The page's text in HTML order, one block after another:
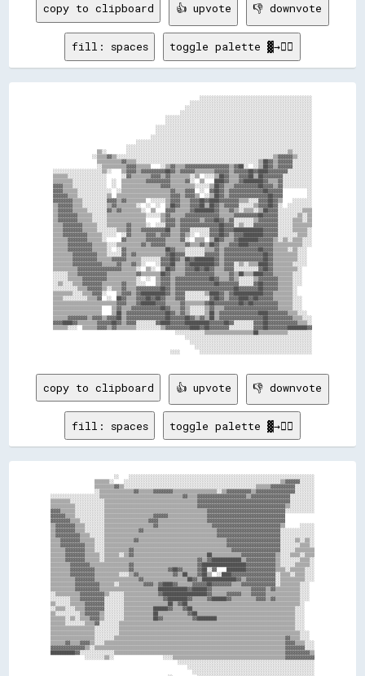
copy to clipboard 👍 upvote 👎 downvote
fill: spaces toggle palette ▓→✊🏽
                                                            ░░░░░░░░░░░░░░░░░░░░░░░░░░░░░░░░░░░░░░░░░░░░░░
                                                        ░░░░░░░░░░░░░░░░░░░░░░░░░░░░░░░░░░░░░░░░░░░░░░░░░░
                                                      ░░░░░░░░░░░░░░░░░░░░░░░░░░░░░░░░░░░░░░░░░░░░░░░░░░░░
                                                    ░░░░░░░░░░░░░░░░░░░░░░░░░░░░░░░░░░░░░░░░░░░░░░░░░░░░░░
                                              ░░░░░░░░░░░░░░░░░░░░░░░░░░░░░░░░░░░░░░░░░░░░░░░░░░░░░░░░░░░░
                                              ░░░░░░░░░░░░░░░░░░░░░░░░░░░░░░░░░░░░░░░░░░░░░░░░░░░░░░░░░░░░
                                          ░░░░░░░░░░░░░░░░░░░░░░░░░░░░░░░░░░░░░░░░░░░░░░░░░░░░░░░░░░░░░░░░
                                          ░░░░░░░░░░░░░░░░░░░░░░░░░░░░░░░░░░░░░░░░░░░░░░░░░░░░░░░░░░░░░░░░
                                        ░░░░░░░░░░░░░░░░░░░░░░░░░░░░░░░░░░░░░░░░░░░░░░░░░░░░░░░░░░░░░░░░░░
                                  ░░░░░░░░░░░░░░░░░░░░░░░░░░░░░░░░░░░░░░░░░░░░░░░░░░░░░░░░░░░░░░░░░░░░░░░░
                              ░░░░░░░░░░░░░░░░░░░░░░░░░░░░░░░░░░░░░░░░░░░░░░░░░░░░░░░░░░░░░░░░░░░░░░░░░░░░
                  ▒▒░░        ░░░░░░░░░░░░░░░░░░░░░░░░░░░░░░░░░░░░░░░░░░░░░░░░░░░░░░░░░░░░░░░░░░▒▒░░░░░░░░
                ░░▒▒▒▒▓▓▒▒░░░░░░░░░░░░░░░░░░░░░░░░░░░░░░░░░░░░░░░░░░░░░░░░░░░░░░░░░░░░░░░░▒▒▓▓▓▓▓▓▒▒░░░░░░
                  ▒▒▒▒▒▒▒▒▒▒▓▓▒▒▒▒░░░░░░░░░░░░░░░░░░░░░░░░░░░░░░░░░░░░░░░░░░░░░░░░░░▒▒██▓▓▒▒▓▓▓▓▓▓░░░░░░░░
                  ░░▒▒▒▒▒▒▒▒▒▒▓▓▓▓▒▒▒▒▒▒    ░░▒▒▓▓▒▒▒▒▓▓▓▓▓▓▓▓▓▓▓▓▓▓▓▓▓▓▒▒▓▓██░░  ░░▒▒██▓▓▒▒▓▓▓▓▓▓░░░░░░░░
░░░░░░░░░░░░░░░░░░░░▒▒░░    ▒▒▓▓▓▓▒▒▓▓▓▓▓▓▓▓▓▓██▓▓▒▒▓▓▓▓▓▓▒▒▒▒▒▒▒▒▓▓▓▓▓▓▒▒▓▓▓▓▓▓██▓▓████▓▓▓▓▓▓▓▓░░░░░░░░░░
▒▒▒▒▒▒░░░░░░░░░░░░░░░░      ░░▓▓▒▒▒▒▒▒▒▒▓▓▓▓▒▒▓▓▒▒▒▒▒▒▒▒░░▒▒  ░░░░▒▒██▓▓▒▒▒▒▓▓▓▓██▒▒██▓▓▓▓▓▓▓▓░░░░░░░░░░░░
▒▒▒▒▒▒▒▒░░░░░░░░░░░░░░  ░░  ▒▒▒▒▒▒▒▒▒▒▓▓▓▓▓▓▓▓▓▓▒▒▒▒▒▒▓▓░░  ▒▒    ████▓▓▒▒▒▒▓▓████████▓▓▒▒▒▒▓▓░░░░░░░░░░░░
▓▓▓▓▒▒▒▒░░░░░░░░░░░░░░  ░░  ▒▒▒▒▒▒▒▒▒▒▒▒▒▒▒▒▓▓▓▓▒▒▒▒▒▒▒▒▒▒░░░░░░▒▒██▓▓▒▒▒▒▓▓▓▓▓▓▓▓▓▓██▓▓▓▓▒▒▓▓░░░░░░░░░░░░
▓▓▓▓▒▒▒▒▒▒░░░░░░░░░░░░░░  ░░▒▒▒▒▒▒▒▒▒▒▒▒▒▒▒▒▒▒▒▒▓▓▒▒▒▒▓▓▓▓  ░░  ▓▓██▓▓▒▒▓▓▓▓▓▓▓▓▓▓▓▓▓▓██▓▓▓▓▓▓          ░░
▓▓▓▓▓▓▒▒▒▒░░░░░░░░░░░░▒▒  ▒▒▒▒▒▒▒▒▒▒▒▒▒▒▒▒▒▒▒▒▒▒▓▓▓▓▒▒▓▓▓▓▒▒  ░░▒▒██▓▓▒▒▓▓▓▓▓▓▓▓▓▓▓▓▓▓▓▓██▓▓▓▓          ░░
▓▓▓▓▓▓▓▓▒▒▒▒░░░░░░░░░░▓▓▓▓▒▒▓▓▒▒▒▒▒▒▒▒  ░░░░░░▒▒▓▓▓▓▒▒▒▒▓▓▓▓██▓▓████▓▓▓▓▓▓▓▓▒▒▒▒░░░░▓▓▓▓██▓▓▒▒    ░░░░░░░░
▒▒▓▓▓▓▓▓▒▒▒▒░░░░░░░░░░▒▒▓▓▒▒▒▒▒▒▒▒░░  ░░  ░░  ▒▒██▓▓▒▒▒▒▓▓▓▓██▒▒██▓▓▒▒▓▓▓▓▓▓░░░░░░▒▒▓▓▓▓██▓▓░░  ░░░░░░░░░░
▒▒▓▓▓▓▓▓▒▒▒▒▒▒░░░░░░░░▓▓▒▒▓▓▒▒▒▒▒▒▒▒░░  ▒▒    ▓▓▓▓▒▒▒▒▒▒▓▓████████▓▓▒▒▒▒▓▓▒▒░░▒▒▒▒░░▒▒██▓▓▓▓░░░░░░░░░░▒▒▒▒
▒▒▓▓▓▓▓▓▓▓▒▒▒▒▒▒░░░░░░▒▒▒▒▒▒▒▒▒▒▒▒▒▒▒▒░░░░░░▒▒▓▓▒▒▒▒▒▒▓▓▓▓▓▓▓▓▓▓▓▓▓▓▒▒▒▒▒▒▓▓▓▓▓▓▓▓▓▓██▓▓▓▓▓▓░░░░░░░░▒▒░░▒▒
▒▒▓▓▓▓▓▓▓▓▒▒▒▒▒▒░░░░░░▒▒▒▒▒▒▒▒▒▒▒▒▒▒▒▒      ▒▒▓▓▓▓▒▒▓▓▓▓▓▓▓▓▒▒▓▓▓▓██▓▓▒▒▓▓░░░░░░░░▒▒▓▓▓▓▓▓▓▓░░░░░░▒▒▒▒░░▒▒
▒▒▒▒▓▓▓▓▓▓▓▓▒▒▒▒▒▒░░░░▒▒▒▒▒▒▒▒▓▓▒▒▒▒▒▒░░  ░░░░▓▓▓▓▒▒▓▓▓▓▓▓▓▓▓▓▓▓▓▓▓▓██▓▓▓▓░░▒▒░░░░▓▓▓▓▓▓▓▓▓▓░░░░░░▒▒▒▒▒▒▒▒
▒▒▒▒▓▓▓▓▓▓▓▓▒▒▒▒▒▒░░░░░░░░▒▒▒▒▓▓▒▒▒▒▓▓▓▓▓▓▓▓▓▓██▒▒▒▒▓▓▓▓░░░░░░░░▓▓▓▓██▓▓▓▓████████████▓▓▓▓▓▓░░░░░░▒▒▒▒▒▒░░
▒▒▒▒▓▓▓▓▓▓▓▓▓▓▒▒▒▒▒▒░░░░░░  ░░▓▓▒▒▒▒▒▒▓▓▓▓▒▒▓▓▓▓▒▒▒▒▓▓▒▒░░  ░░░░▓▓▓▓██▓▓▒▒▓▓▓▓████████▓▓▓▓▓▓░░░░░░░░▒▒▒▒░░
▒▒▒▒▒▒▓▓▓▓▓▓▓▓▒▒▒▒▒▒░░      ▓▓▒▒▒▒▒▒▒▒▓▓▓▓▓▓▓▓▒▒▒▒▒▒▓▓░░  ▒▒▒▒  ▒▒██▓▓▒▒▒▒▓▓████████▓▓▓▓▓▓▒▒░░▒▒░░▒▒▒▒░░░░
▒▒▒▒▒▒▓▓▓▓▓▓▓▓▓▓▒▒▒▒▒▒░░░░▒▒▒▒▒▒▒▒▒▒▓▓▒▒▓▓▓▓▓▓▒▒▒▒▒▒▒▒▓▓▒▒▒▒▓▓▒▒██▓▓▒▒▒▒▓▓▓▓████▓▓▓▓▓▓▓▓▓▓▒▒▒▒▒▒▒▒▒▒▒▒░░░░
▒▒▒▒▒▒▓▓▓▓▓▓▓▓▓▓▒▒▒▒▒▒░░  ░░▓▓▒▒▒▒▒▒▒▒▒▒▒▒▒▒▒▒██▓▓▒▒▒▒░░░░░░░░▒▒▒▒▓▓▒▒▓▓▓▓▓▓▓▓▓▓▓▓▓▓██▓▓▓▓▒▒▒▒▒▒░░▒▒░░░░
▒▒▒▒▒▒▒▒▓▓▓▓▓▓▓▓▓▓▒▒▒▒░░░░░░▓▓▒▒▓▓▒▒▒▒▒▒▒▒▒▒▒▒▓▓██▓▓▓▓░░░░░░░░▓▓▓▓▓▓▒▒▓▓▓▓▓▓▓▓▓▓▓▓▓▓▓▓██▓▓▒▒▒▒▒▒▒▒▒▒░░░░
▒▒▒▒▒▒▒▒▓▓▓▓▓▓▓▓▓▓▒▒▒▒▒▒▓▓▓▓▓▓▒▒▒▒▒▒░░░░░░░░▓▓▓▓██▓▓▒▒██▓▓████████▓▓▒▒▓▓▓▓▓▓▓▓▓▓▓▓▓▓▓▓██▓▓▒▒▒▒▒▒▒▒▒▒░░░░
▒▒▒▒▒▒▒▒▓▓▓▓▓▓▓▓▓▓▓▓▒▒▒▒▒▒▓▓▒▒▒▒▓▓▒▒░░    ░░▓▓▓▓██▒▒▒▒▓▓██████████▓▓▒▒▓▓▓▓░░▒▒░░▒▒▒▒████▓▓▒▒▒▒▒▒▒▒░░░░░░
▒▒▒▒▒▒▒▒▒▒▓▓▓▓▓▓▓▓▓▓▓▓▓▓▓▓▓▓▒▒▒▒▒▒░░  ▒▒░░  ▒▒██▓▓▒▒▒▒▓▓▓▓██▓▓██▓▓▒▒▒▒▓▓▓▓░░░░░░░░░░▓▓██▓▓▒▒▒▒▒▒▒▒▒▒░░
░░░░░░▒▒▒▒▓▓▓▓▓▓▓▓▓▓▓▓▒▒▒▒▒▒▒▒▒▒▒▒▓▓▒▒▒▒▒▒▒▒██▓▓▒▒▒▒▒▒▓▓▓▓▓▓▓▓▓▓▓▓▒▒▒▒▒▒▓▓▒▒██▒▒▒▒████▓▓▓▓▒▒▒▒▒▒▒▒░░░░
░░░░░░▒▒▒▒▒▒▓▓▓▓▓▓▓▓▓▓▒▒▒▒▒▒▒▒▒▒▒▒░░  ░░  ▒▒▓▓▓▓▒▒▓▓▓▓▓▓▓▓▓▓▓▓▓▓██▓▓▒▒▒▒▓▓▒▒░░░░░░▒▒▓▓▓▓▓▓▓▓▒▒▒▒▒▒░░░░
░░▒▒░░░░▒▒▒▒▓▓▓▓▓▓▓▓▒▒▒▒▒▒▒▒▓▓▒▒▒▒░░░░    ▒▒▓▓▓▓▒▒▓▓▓▓▓▓▓▓▓▓▓▓▓▓▓▓██▓▓▓▓▓▓▓▓░░░░░░▓▓██▓▓▓▓▓▓▒▒▒▒▒▒░░░░
░░░░░░░░░░▒▒▒▒▓▓▓▓▓▓▒▒░░▒▒▒▒▓▓▒▒▒▒▓▓▓▓▓▓▓▓▓▓██▓▓▒▒▓▓▓▓▓▓▓▓▓▓▓▓▓▓▓▓▓▓▓▓▓▓▓▓██▓▓▓▓▓▓▓▓██▓▓▓▓▓▓▒▒▒▒▒▒░░
▒▒▒▒▒▒▒▒░░░░▒▒▒▒▓▓▓▓░░    ▒▒▓▓▓▓▒▒▓▓██████████▓▓▒▒▓▓▓▓░░░░░░░░▒▒████▓▓▒▒▓▓████████████▓▓▓▓▒▒▒▒▒▒▒▒░░
▒▒▒▒░░░░░░░░░░▒▒▒▒▓▓  ░░  ██▓▓▒▒▒▒▓▓▓▓██▓▓██▓▓▒▒▒▒▓▓▓▓░░░░░░░░░░▓▓██▓▓▒▒▓▓▓▓████▓▓██▓▓▓▓▓▓▒▒▒▒▒▒▒▒░░░░
▒▒▒▒▒▒▒▒▒▒▒▒▒▒▒▒▒▒▒▒▒▒▒▒▒▒▓▓▓▓▒▒▒▒▓▓██████▓▓▓▓▒▒▒▒▒▒▓▓▒▒▒▒▒▒▒▒▓▓██▓▓▓▓▓▓▓▓▓▓██▓▓██▓▓▓▓▓▓▓▓▓▓▒▒▒▒▒▒░░░░
▒▒▒▒▒▒▒▒▒▒▒▒▒▒▒▒▒▒▒▒    ▒▒▓▓▒▒▒▒▓▓▓▓▓▓▓▓▓▓▓▓██▓▓▒▒▒▒▓▓▒▒░░░░░░▒▒▓▓▒▒▒▒▓▓▓▓▓▓▓▓▓▓▓▓▓▓▓▓▓▓▓▓▓▓▒▒▒▒▒▒░░░░
▒▒▒▒▒▒▒▒▒▒▒▒▒▒▒▒▒▒▒▒    ▒▒██▒▒▓▓▓▓▓▓▓▓▓▓▓▓▓▓▓▓██▓▓▒▒▓▓▒▒░░░░░░▒▒██▒▒▓▓▓▓▓▓▓▓▓▓▓▓▓▓▓▓████▓▓▓▓▓▓▓▓▒▒▒▒░░░░
▒▒▒▒▒▒▓▓▓▓▓▓▓▓▒▒▓▓▓▓▒▒▓▓▓▓██▒▒▓▓▓▓▓▓▓▓▓▓▓▓▓▓▓▓██▓▓▓▓▓▓██▓▓▒▒▓▓▒▒██▒▒▓▓▓▓▓▓▓▓▓▓▓▓▓▓▓▓▓▓██▓▓▓▓▓▓▓▓▓▓▒▒▒▒░░░░
▓▓▓▓████▓▓▒▒▒▒▒▒▒▒▓▓▓▓▓▓██▓▓▒▒▓▓▓▓░░░░░░░░▓▓████▓▓▓▓▓▓██████████▓▓▓▓▓▓██▓▓░░░░░░░░▓▓▓▓██▓▓▓▓▓▓▓▓▓▓▓▓▒▒▒▒░░
▒▒▒▒▒▒░░░░  ▒▒▒▒▒▒▓▓▓▓▒▒▓▓▒▒▒▒▒▒▒▒░░░░░░░░░░▒▒▓▓▓▓▓▓▓▓▓▓████▓▓██▓▓▓▓▓▓▓▓░░░░░░░░░░▓▓▓▓██▓▓▓▓▓▓▓▓████████▓▓
                                                  ░░░░░░░░░░░░▒▒▒▒▒▒▒▒▒▒▒▒▒▒▒▒▒▒▒▒██▒▒▒▒▒▒▒▒▒▒▒▒░░░░░░░░░░
                                                      ░░░░░░░░░░░░░░░░░░░░░░░░░░░░░░░░░░░░░░░░░░░░░░░░░░░░
                                                        ░░░░░░░░░░░░░░░░░░░░░░░░░░░░░░░░░░░░░░░░░░░░░░░░░░
                                                          ░░░░░░░░░░░░░░░░░░░░░░░░░░░░░░░░░░░░░░░░░░░░░░░░
copy to clipboard 👍 upvote 👎 downvote
fill: spaces toggle palette ▓→✊🏽
                          ░░    ░░░░░░░░░░░░░░░░░░░░░░░░░░░░░░░░░░░░░░░░░░░░░░░░░░░░░░░░░░░░░░░░░░░░░░░░░░░░
                  ▒▒▒▒▒▒░░    ░░░░░░░░░░░░░░░░░░░░░░░░░░░░░░░░░░░░░░░░░░░░░░░░░░░░░░░░░░░░░░░░▒▒▓▓▓▓▓▓░░░░░░
                  ▒▒▒▒▒▒▒▒▓▓▒▒░░░░░░░░░░░░░░░░░░░░░░░░░░░░░░░░░░░░░░░░░░░░░░░░░░░░░░▒▒▒▒▒▒▓▓▓▓▓▓▓▓▓▓░░░░░░░░
                  ░░▒▒▒▒▒▒▒▒▒▒▒▒▒▒▓▓▒▒▒▒▒▒▓▓▓▓▓▓▓▓▒▒▒▒▒▒▒▒▒▒▒▒▒▒▒▒▒▒░░▒▒▓▓▓▓▓▓▓▓▓▓▒▒▓▓▓▓▓▓▓▓▓▓▓▓▓▓▓▓░░░░░░░░
░░░░░░░░░░░░░░░░░░░░▒▒▒▒▒▒▒▒▒▒▒▒▒▒▒▒▒▒▒▒▒▒▒▒▒▒▒▒▒▒▒▒▒▒▓▓▒▒▒▒▓▓▓▓▓▓▓▓▓▓▓▓▓▓▓▓▓▓▓▓▒▒▓▓▓▓▓▓▓▓▓▓▓▓▓▓▓▓░░░░░░░░░░
▒▒▒▒▒▒▒▒░░░░░░░░░░░░░░▒▒▒▒▒▒▒▒▒▒▒▒▒▒▒▒▒▒▒▒▒▒▒▒▒▒▒▒▒▒▒▒▒▒▒▒▒▒▓▓▓▓▓▓▓▓▓▓▓▓▓▓▓▓▓▓▓▓▓▓▓▓▓▓▓▓▓▓▓▓▓▓▓▓▓▓░░░░░░░░░░
▒▒▒▒▒▒▒▒▒▒░░░░░░░░░░░░▒▒▒▒▒▒▒▒▒▒▒▒▒▒▒▒▒▒▒▒▒▒▒▒▒▒▒▒▒▒▒▒▒▒▒▒▒▒▓▓▓▓▓▓▓▓▓▓▓▓▓▓▓▓▓▓▓▓▓▓▓▓▓▓▓▓▓▓▓▓▓▓▓▓▒▒░░░░░░░░░░
▓▓▓▓▒▒▒▒▒▒░░░░░░░░░░░░▒▒▒▒▒▒▒▒▒▒▒▒▒▒▒▒▒▒▒▒▒▒▒▒▒▒▒▒▒▒▒▒▒▒▒▒▒▒▒▒▒▒▓▓▓▓▓▓▓▓▓▓▓▓▓▓▓▓▓▓▓▓▓▓▓▓▓▓▓▓▓▓▓▓░░░░░░░░░░░░
▓▓▓▓▓▓▒▒▒▒░░░░░░░░░░░░▒▒▒▒▒▒▒▒▒▒▒▒▒▒▒▒▒▒▒▒▓▓▓▓▓▓▒▒▒▒▒▒▒▒▒▒▒▒▒▒▒▒▓▓▓▓▓▓▓▓▓▓▓▓▓▓▓▓▓▓▓▓▓▓▓▓▓▓▓▓▓▓▓▓
▓▓▓▓▓▓▓▓▒▒▒▒░░░░░░░░░░▒▒▒▒▒▒▒▒▒▒▒▒▒▒▒▒▒▒▓▓▓▓▒▒▒▒▒▒▒▒▒▒▒▒▒▒▒▒▒▒▒▒▓▓▓▓▓▓▓▓▓▓▓▓▓▓▓▓▓▓▓▓▓▓▓▓▓▓▓▓▓▓▓▓
▒▒▓▓▓▓▓▓▓▓▒▒▒▒░░░░░░░░▒▒▒▒▒▒▒▒▒▒▒▒▒▒▒▒▒▒▒▒▓▓▒▒▒▒▒▒▒▒▒▒▒▒▒▒▒▒▒▒▒▒▒▒▓▓▓▓▓▓▓▓▓▓▓▓▓▓▓▓▓▓▓▓▓▓▓▓▓▓▓▓▒▒      ░░░░░░
▒▒▓▓▓▓▓▓▓▓▒▒▒▒░░░░░░░░▒▒▒▒▒▒▒▒▒▒▒▒▒▒▓▓▒▒▒▒▒▒▒▒▒▒▒▒▒▒▒▒▒▒▒▒▒▒▒▒▒▒▒▒▒▒▓▓▓▓▓▓▓▓▓▓▓▓▓▓▓▓▓▓▓▓▓▓▓▓▓▓░░░░░░░░░░░░░░
▒▒▓▓▓▓▓▓▓▓▓▓▒▒▒▒░░░░░░▒▒▒▒▒▒▒▒▒▒▒▒▒▒▒▒▒▒▒▒▒▒▒▒▒▒▒▒▒▒▒▒▒▒▒▒▒▒▒▒▒▒▒▒▒▒▓▓▓▓▓▓▓▓▓▓▓▓▓▓▓▓▓▓▓▓▓▓▓▓▓▓░░░░░░░░░░░░░░
▒▒▒▒▓▓▓▓▓▓▓▓▒▒▒▒▒▒░░░░▒▒▒▒▒▒▒▒▒▒▒▒▓▓▒▒▒▒▒▒▒▒▒▒▒▒▒▒▒▒▒▒▒▒▒▒▒▒▒▒▒▒▒▒▒▒▒▒▒▒▓▓▓▓▓▓▓▓▓▓▓▓▓▓▓▓▓▓▓▓▓▓░░░░░░▒▒░░▒▒░░
▒▒▒▒▓▓▓▓▓▓▓▓▓▓▒▒▒▒░░░░▒▒▒▒▒▒▒▒▒▒▒▒▒▒▒▒▒▒▒▒▒▒▒▒▒▒▒▒▒▒▒▒▒▒▒▒▒▒▒▒▒▒▒▒▒▒▒▒▒▒▓▓▓▓▓▓▓▓▓▓▓▓▓▓▓▓▓▓▓▓▓▓░░░░░░░░▒▒▒▒░░
▒▒▒▒▒▒▓▓▓▓▓▓▓▓▒▒▒▒░░░░▒▒▒▒▒▒▒▒▒▒▓▓▒▒▒▒▒▒▒▒▒▒▒▒▒▒▒▒▒▒▒▒▒▒▒▒▒▒▒▒▒▒▒▒▒▒▒▒▒▒▒▒▓▓▓▓▓▓▓▓▓▓▓▓▓▓▓▓▓▓▓▓░░░░░░▒▒▒▒▒▒▒▒
▒▒▒▒▒▒▓▓▓▓▓▓▓▓▒▒▒▒▒▒░░▒▒▒▒▒▒░░▒▒▓▓▒▒▒▒▒▒▒▒▒▒▒▒▒▒▒▒▒▒▒▒▒▒▒▒▒▒▒▒▒▒██▒▒▒▒▒▒▒▒▒▒▒▒▓▓▓▓▓▓▓▓▓▓▓▓▓▓▒▒░░░░▒▒▒▒░░▒▒▒▒
▒▒▒▒▒▒▓▓▓▓▓▓▓▓▒▒▒▒▒▒░░▒▒▒▒▒▒▒▒▒▒▒▒▒▒▒▒▒▒▒▒▒▒▒▒▒▒▒▒▒▒▒▒▒▒▒▒▒▒▓▓▒▒▓▓████████████▒▒▓▓▓▓▓▓▓▓▓▓▓▓▒▒░░░░░░░░▒▒▒▒░░
▒▒▒▒▒▒▒▒▓▓▓▓▓▓▓▓▒▒▒▒▒▒▒▒▒▒▒▒▒▒▒▒▓▓▒▒▒▒▒▒▒▒▒▒▒▒▒▒▒▒▒▒▒▒▒▒▒▒▒▒▓▓██████████████████▓▓▓▓▓▓▓▓▓▓▓▓▒▒░░░░░░▒▒▒▒▒▒░░
▒▒▒▒▒▒▒▒▓▓▓▓▓▓▓▓▓▓▒▒▒▒▒▒▒▒▒▒▒▒▒▒▓▓▒▒▒▒▒▒▒▒▒▒▒▒▒▒▓▓██▓▓▒▒▒▒▒▒▓▓██░░▓▓    ████████▓▓▓▓▓▓▓▓▓▓▓▓▒▒▒▒░░▒▒▒▒▒▒░░░░
▒▒▒▒▒▒▒▒▓▓▓▓▓▓▓▓▓▓▒▒▒▒▒▒▒▒▒▒░░░░▒▒▓▓▒▒▒▒▒▒▒▒▒▒▒▒▒▒▓▓▒▒██▒▒▒▒▓▓██▒▒  ░░████▓▓▓▓▓▓▓▓▓▓▓▓▓▓▓▓▓▓░░▒▒▒▒░░▒▒▒▒░░░░
▒▒▒▒▒▒▒▒▒▒▓▓▓▓▓▓▓▓▒▒▒▒▒▒▒▒▒▒▒▒▒▒▒▒▒▒▓▓▒▒▒▒▒▒▒▒▒▒▒▒▒▒▒▒▒▒██▓▓▒▒██████████████▓▓▒▒▓▓▓▓▓▓▓▓▓▓▓▓░░▒▒▒▒▒▒▒▒▒▒░░░░
▒▒▒▒▒▒▒▒▒▒▓▓▓▓▓▓▓▓▓▓▒▒▒▒▒▒░░▒▒▒▒▒▒▒▒▒▒▓▓▓▓▒▒▓▓████▓▓▒▒▒▒▒▒▓▓▓▓▓▓██▓▓▓▓▓▓▓▓▒▒▒▒▓▓▓▓▓▓▓▓▓▓▓▓▓▓░░▒▒▒▒▒▒▒▒░░░░
▒▒▒▒▒▒▒▒▒▒▓▓▓▓▓▓▓▓▓▓▒▒▒▒▒▒▒▒▒▒▒▒▒▒▒▒▒▒▒▒▒▒▒▒████████████▓▓██████▓▓▒▒▒▒▒▒▒▒▒▒▒▒▒▒▒▒▓▓▓▓▓▓▒▒▓▓▒▒▒▒▒▒▒▒▒▒░░░░
░░▒▒▒▒▒▒▒▒▒▒▓▓▓▓▓▓▓▓▓▓▒▒░░░░░░▒▒▒▒▒▒▒▒▒▒▒▒▒▒▓▓██████████████████▓▓▒▒▒▒▒▒▓▓▓▓▓▓▒▒▒▒▓▓▓▓▓▓▒▒▒▒▒▒▒▒▒▒▒▒▒▒░░░░
░░░░░░░░▒▒▒▒▓▓▓▓▓▓▓▓▓▓░░░░░░░░▒▒▒▒▒▒▒▒▒▒▒▒▒▒▒▒▓▓████████▓▓▒▒▒▒▒▒▓▓██████▓▓▒▒▒▒▒▒▒▒▒▒▓▓▓▓▒▒▓▓▒▒▒▒▒▒▒▒▒▒░░░░
▒▒░░░░░░▒▒▒▒▒▒▓▓▓▓▓▓▓▓░░░░░░░░▒▒▒▒▒▒▒▒▒▒▒▒▒▒▒▒▒▒██▒▒▓▓██▒▒▒▒▒▒▒▒▒▒▒▒▒▒▒▒▒▒▒▒▒▒▒▒▒▒▒▒▒▒▒▒▒▒▒▒▒▒▒▒▒▒▒▒▒▒░░
░░▒▒▒▒░░░░▒▒▒▒▓▓▓▓▓▓▓▓░░░░░░░░▒▒▒▒▒▒▒▒▒▒▒▒██████▓▓▒▒▒▒▓▓██▒▒▒▒▒▒▒▒▒▒▒▒▒▒▒▒▒▒▒▒▒▒▒▒▒▒▒▒▒▒▒▒▒▒▒▒▒▒▒▒▒▒░░░░
▒▒░░░░░░░░░░▒▒▓▓▓▓▓▓▒▒░░░░░░░░▒▒▒▒▒▒▒▒▒▒▒▒██▒▒▒▒▒▒▒▒▒▒▒▒▓▓██▒▒▒▒▒▒▒▒▒▒▒▒▒▒▒▒▒▒▒▒▒▒▒▒▒▒▒▒▒▒▒▒▒▒▒▒▒▒▒▒░░░░
▒▒▒▒▒▒░░▒▒░░▒▒▒▒▓▓▓▓▒▒░░░░░░░░▒▒▒▒▒▒▒▒▒▒▒▒██▓▓▒▒▒▒▒▒▒▒▒▒▒▒▓▓████████▒▒▒▒▒▒▒▒▒▒▒▒▒▒▒▒▒▒▒▒▒▒▒▒▒▒▒▒▒▒▒▒░░░░
▒▒▒▒▒▒░░░░░░░░▒▒▒▒▓▓░░░░░░░░▒▒▒▒▒▒▒▒▒▒▒▒▒▒▒▒▒▒▒▒▒▒▒▒▒▒▒▒▒▒▒▒▒▒▒▒▒▒▒▒▒▒▒▒▒▒▒▒▒▒▒▒▒▒▒▒▒▒▒▒▒▒▒▒▒▒▒▒▒▒▒▒░░░░
▒▒▒▒▒▒▒▒▒▒▒▒▒▒▒▒▒▒░░░░░░░░░░▒▒▒▒▒▒▒▒▒▒▒▒▒▒▒▒▒▒▒▒▒▒▒▒▒▒▒▒▒▒▒▒▒▒▒▒▒▒▒▒▒▒▒▒▒▒▒▒▒▒▒▒▒▒▒▒▒▒▒▒▒▒▒▒▒▒▒▒▒▒▒▒░░░░
▒▒▒▒▒▒▒▒▒▒▒▒▒▒▒▒▒▒░░░░░░░░░░▒▒▒▒▒▒▒▒▒▒▒▒▒▒▒▒▒▒▒▒▒▒▒▒▒▒▒▒▒▒▒▒▒▒▒▒▒▒▒▒▒▒▒▒▒▒▒▒▒▒▒▒▒▒▒▒▒▒▒▒▒▒▒▒▒▒▒▒▒▒▒▒▒▒░░░░
▒▒▒▒▒▒▒▒▒▒▒▒▒▒▒▒▒▒░░░░░░░░▒▒▒▒▒▒▒▒▒▒▒▒▒▒▒▒▒▒▒▒▒▒▒▒▒▒▒▒▒▒▒▒▒▒▒▒▒▒▒▒▒▒▒▒▒▒▒▒▒▒▒▒▒▒▒▒▒▒▒▒▒▒▒▒▒▒▒▒▒▒▓▓▒▒▒▒░░░░
▒▒▒▒▒▒▓▓▒▒▒▒▓▓▓▓▒▒░░░░▒▒▒▒▒▒▒▒▒▒▒▒▒▒▒▒▒▒▒▒▒▒▒▒▒▒▒▒▒▒▒▒▒▒▒▒▒▒▒▒▒▒▒▒▒▒▒▒▒▒▒▒▒▒▒▒▒▒▒▒▒▒▒▒▒▒▒▒▒▒▒▒▒▒▓▓▓▓▒▒▒▒░░░░
▓▓▓▓▓▓▓▓▓▓▓▓▓▓▒▒░░▒▒▒▒▒▒▒▒▒▒▒▒▒▒▒▒▒▒▒▒▒▒▒▒▒▒▒▒▒▒▒▒▒▒▒▒▒▒▒▒▒▒▒▒▒▒▒▒▒▒▒▒▒▒▒▒▒▒▒▒▒▒▒▒▒▒▒▒▒▒▒▒▒▒▒▒▒▒▓▓▓▓▓▓▓▓░░░░
██████████▓▓░░░░░░░░░░░░░░▒▒▒▒▒▒▒▒▒▒▒▒▒▒▒▒▒▒▒▒▒▒▒▒▒▒▒▒▒▒▒▒▒▒▒▒▒▒▒▒▒▒▒▒▒▒▒▒▒▒▒▒▒▒▒▒▒▒▒▒▒▒▒▒▒▒▒▒▒▒▓▓▓▓▓▓▓▓▓▓▒▒
              ░░░░░░░░▒▒░░                    ░░░░▒▒▒▒▒▒▒▒▒▒▒▒▒▒▒▒▒▒▒▒▒▒▒▒▒▒▒▒▒▒▒▒▒▒▒▒▒▒▒▒▒▒▒▒▒▒▓▓▓▓▓▓▓▓▓▓▓▓
                                                    ░░░░░░░░░░░░░░░░░░░░░░░░░░░░░░░░░░░░░░░░░░░░░░░░░░░░░░░░
                                                        ░░░░░░░░░░░░░░░░░░░░░░░░░░░░░░░░░░░░░░░░░░░░░░░░░░░░
                                                          ░░░░░░░░░░░░░░░░░░░░░░░░░░░░░░░░░░░░░░░░░░░░░░░░░░